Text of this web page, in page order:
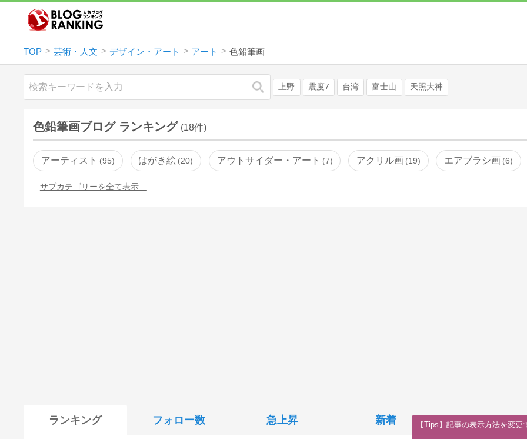
TOP 芸術・人文 デザイン・アート アート 色鉛筆画
検索 上野 震度7 台湾 富士山 天照大神
色鉛筆画ブログ ランキング (18件)
アーティスト 95 はがき絵 20 アウトサイダー・アート 7 アクリル画 19 エアブラシ画 6
サブカテゴリーを全て表示…
ランキング フォロー数 急上昇 新着 【Tips】記事の表示方法を変更